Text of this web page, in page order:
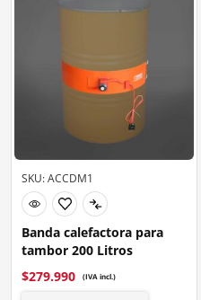
SKU: ACCDM1
Banda calefactora para
tambor 200 Litros
$279.990 (IVA incl.)